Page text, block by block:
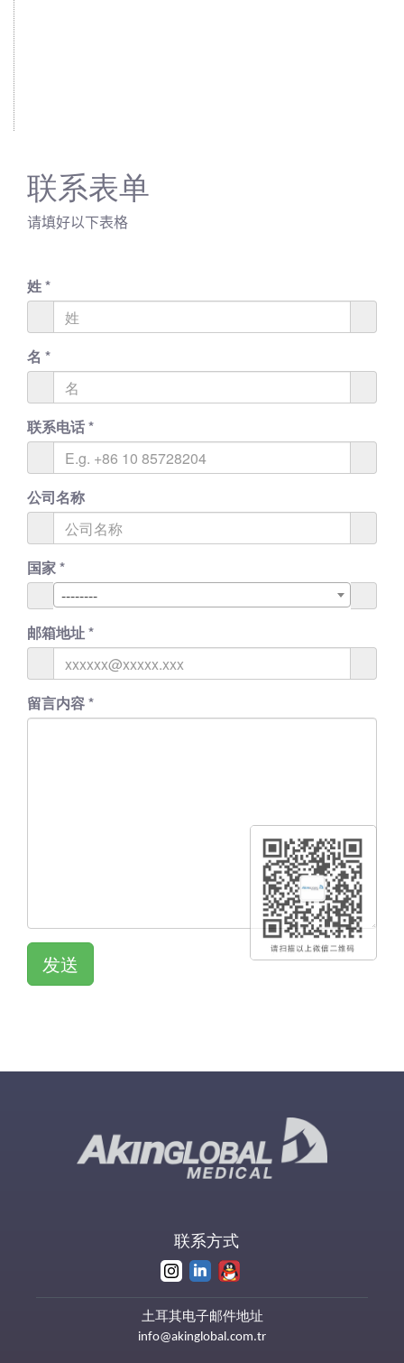
联系表单
请填好以下表格
姓*
名 *
联系电话*
公司名称
国家*
--------
邮箱地址*
留言内容*
发送
联系方式
土耳其电子邮件地址
info@akinglobal.com.tr